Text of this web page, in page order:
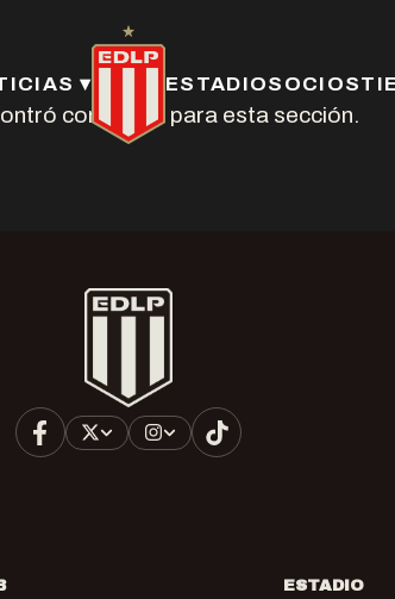
▾ ESTADIOSOCIOS
contenido para esta sección.
ESTADIO